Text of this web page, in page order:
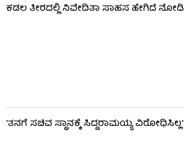
ಕಡಲ ತೀರದಲ್ಲಿ ನಿವೇದಿತಾ ಸಾಹಸ ಹೇಗಿದೆ ನೋಡಿ
'ತನಗೆ ಸಚಿವ ಸ್ಥಾನಕ್ಕೆ ಸಿದ್ದರಾಮಯ್ಯ ವಿರೋಧಿಸಿಲ್ಲ'